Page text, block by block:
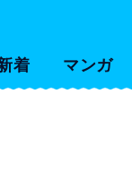
着 マンガ